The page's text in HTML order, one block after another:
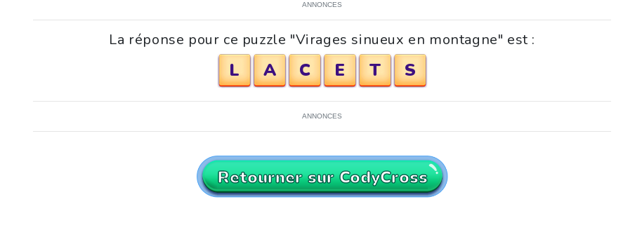
ANNONCES
La réponse pour ce puzzle "Virages sinueux en montagne" est :
L A C E T S
ANNONCES
Retourner sur CodyCross